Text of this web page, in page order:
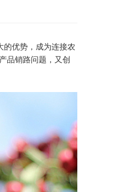
的优势，成为连接农
品销路问题，又创